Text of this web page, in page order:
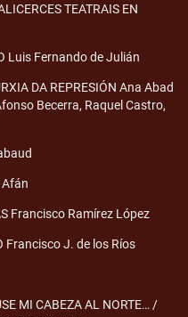
TEATRAIS EN
Luis Fernando de Julián
DA REPRESIÓN Ana Abad
Becerra, Raquel Castro,
Afán
Francisco Ramírez López
Francisco J. de los Ríos
MI CABEZA AL NORTE… /